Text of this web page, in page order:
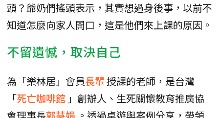
頭？爺奶們搖頭表示，其實想過身後事，以前不
知道怎麼向家人開口，這是他們來上課的原因。
不留遺憾，取決自己
為「樂林居」會員長輩授課的老師，是台灣
「死亡咖啡館 」創辦人、生死關懷教育推廣協